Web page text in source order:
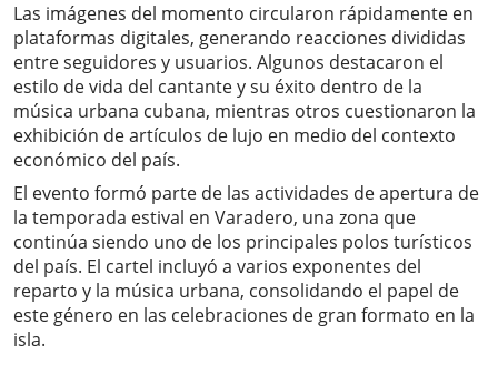
Las imágenes del momento circularon rápidamente en
plataformas digitales, generando reacciones divididas
entre seguidores y usuarios. Algunos destacaron el
estilo de vida del cantante y su éxito dentro de la
música urbana cubana, mientras otros cuestionaron la
exhibición de artículos de lujo en medio del contexto
económico del país.
El evento formó parte de las actividades de apertura de
la temporada estival en Varadero, una zona que
continúa siendo uno de los principales polos turísticos
del país. El cartel incluyó a varios exponentes del
reparto y la música urbana, consolidando el papel de
este género en las celebraciones de gran formato en la
isla.